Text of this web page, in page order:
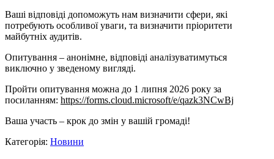
Ваші відповіді допоможуть нам визначити сфери, які
потребують особливої уваги, та визначити пріоритети
майбутніх аудитів.
Опитування – анонімне, відповіді аналізуватимуться
виключно у зведеному вигляді.
Пройти опитування можна до 1 липня 2026 року за
посиланням: https://forms.cloud.microsoft/e/qazk3NCwBj
Ваша участь – крок до змін у вашій громаді!
Категорія: Новини